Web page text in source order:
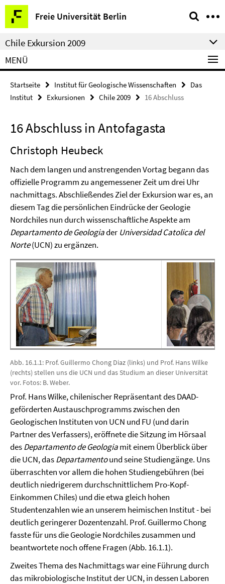
Springe
direkt
zu
Inhalt
Freie Universität Berlin
Service-
Navigation
Chile Exkursion 2009
MENÜ
Startseite Institut für Geologische Wissenschaften
Das
Institut
Exkursionen Chile 2009 16 Abschluss
16 Abschluss in Antofagasta
Christoph Heubeck
Nach dem langen und anstrengenden Vortag begann das
offizielle Programm zu angemessener Zeit um drei Uhr
nachmittags. Abschließendes Ziel der Exkursion war es, an
diesem Tag die persönlichen Eindrücke der Geologie
Nordchiles nun durch wissenschaftliche Aspekte am
Departamento de Geologiader Universidad Catolica del
Norte(UCN) zu ergänzen.
Abb. 16.1.1: Prof. Guillermo Chong Diaz (links) und Prof. Hans Wilke
(rechts) stellen uns die UCN und das Studium an dieser Universität
vor. Fotos: B. Weber.
Prof. Hans Wilke, chilenischer Repräsentant des DAAD-
geförderten Austauschprogramms zwischen den
Geologischen Instituten von UCN und FU (und darin
Partner des Verfassers), eröffnete die Sitzung im Hörsaal
desDepartamento de Geologiamit einem Überblick über
die UCN, dasDepartamentound seine Studiengänge. Uns
überraschten vor allem die hohen Studiengebühren (bei
deutlich niedrigerem durchschnittlichem Pro-Kopf-
Einkommen Chiles) und die etwa gleich hohen
Studentenzahlen wie an unserem heimischen Institut - bei
deutlich geringerer Dozentenzahl. Prof. Guillermo Chong
fasste für uns die Geologie Nordchiles zusammen und
beantwortete noch offene Fragen (Abb. 16.1.1).
Zweites Thema des Nachmittags war eine Führung durch
das mikrobiologische Institut der UCN, in dessen Laboren